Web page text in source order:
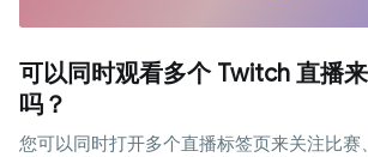
可以同时观看多个 Twitch 直播
吗？
您可以同时打开多个直播标签页来关注比赛